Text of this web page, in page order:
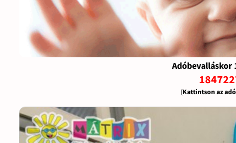
Adóbevalláskor
(Kattintson az